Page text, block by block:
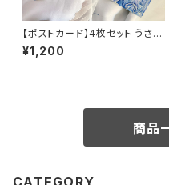
【ポストカード】4枚セット うさぎ
オオカミ 手紙 約100mm×148
mm
¥1,200
商品
CATEGORY